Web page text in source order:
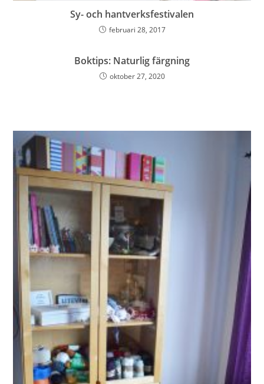
Sy- och hantverksfestivalen
februari 28, 2017
Boktips: Naturlig färgning
oktober 27, 2020